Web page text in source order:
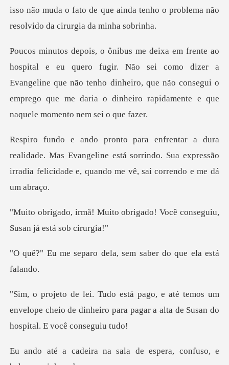
Não sei como dizer a
Evangeline que não tenho dinheiro, que não consegui o
empr
de. Mas Evangeline está sorrindo. Sua expressão
irradia f
o obrigado! Você conseguiu,
o dela, sem saber do
mos um
envelope cheio de dinheiro para pagar a a
sala de espera, confuso